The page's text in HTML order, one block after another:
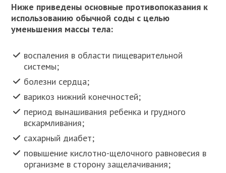
Ниже приведены основные противопоказания к
использованию обычной соды с целью
уменьшения массы тела:
воспаления в области пищеварительной
системы;
болезни сердца;
варикоз нижний конечностей;
период вынашивания ребенка и грудного
вскармливания;
сахарный диабет;
повышение кислотно-щелочного равновесия в
организме в сторону защелачивания;